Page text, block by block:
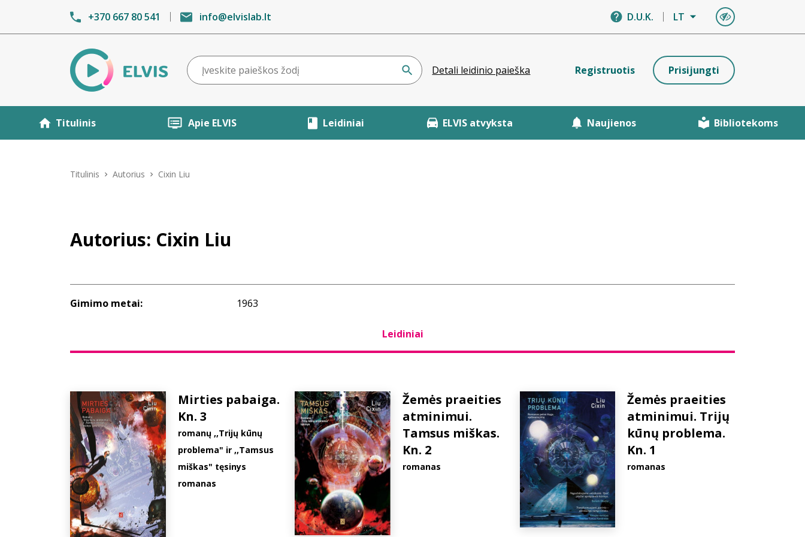
+370 667 80 541 info@elvislab.lt D.U.K. LT
Detali leidinio paieška Registruotis Prisijungti
Titulinis Apie ELVIS Leidiniai ELVIS atvyksta Naujienos Bibliotekoms
Titulinis Autorius Cixin Liu
Autorius: Cixin Liu
Gimimo metai: 1963
Leidiniai
Mirties pabaiga.
Kn. 3
romanų ,,Trijų kūnų
problema" ir ,,Tamsus
miškas" tęsinys
romanas
Žemės praeities
atminimui.
Tamsus miškas.
Kn. 2
romanas
Žemės praeities
atminimui. Trijų
kūnų problema.
Kn. 1
romanas